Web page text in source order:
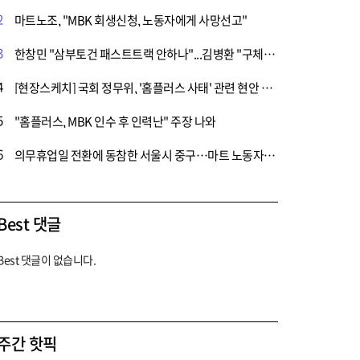
마트노조, "MBK 회생신청, 노동자에게 사망선고"
한창민 "삼부토건 패스트트랙 안하나"...김병환 "구체적 혐의 드러나야"
[현장스케치] 국회 정무위, '홈플러스 사태' 관련 현안 질의
"홈플러스, MBK 인수 후 인력난" 주장 나와
의무휴업일 전환에 동참한 서울시 중구…마트 노동자들은 반발
댓글
댓글이 없습니다.
간 핫픽